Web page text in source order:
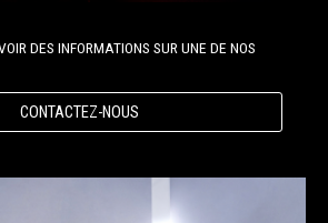
DES INFORMATIONS SUR UNE DE NOS
CONTACTEZ-NOUS